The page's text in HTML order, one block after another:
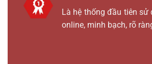
Là hệ thống đầu tiên sử
online, minh bạch, rõ